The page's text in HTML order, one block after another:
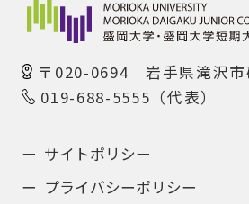
〒020-0694 岩手県滝沢市
019-688-5555（代表）
サイトポリシー
プライバシーポリシー